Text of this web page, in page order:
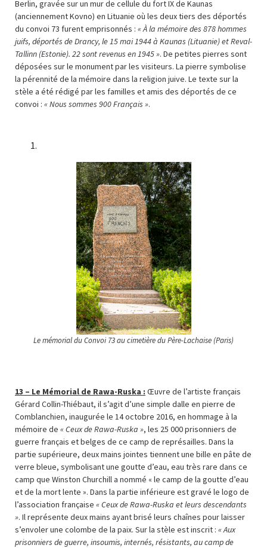
Berlin, gravée sur un mur de cellule du fort IX de Kaunas
(anciennement Kovno) en Lituanie où les deux tiers des déportés
du convoi 73 furent emprisonnés : « À la mémoire des 878 hommes
juifs, déportés de Drancy, le 15 mai 1944 à Kaunas (Lituanie) et Reval-
Tallinn (Estonie). 22 sont revenus en 1945 ». De petites pierres sont
déposées sur le monument par les visiteurs. La pierre symbolise
la pérennité de la mémoire dans la religion juive. Le texte sur la
stèle a été rédigé par les familles et amis des déportés de ce
convoi : « Nous sommes 900 Français ».
Le mémorial du Convoi 73 au cimetière du Père-Lachaise (Paris)
13 – Le Mémorial de Rawa-Ruska : Œuvre de l’artiste français
Gérard Collin-Thiébaut, il s’agit d’une simple dalle en pierre de
Comblanchien, inaugurée le 14 octobre 2016, en hommage à la
mémoire de « Ceux de Rawa-Ruska », les 25 000 prisonniers de
guerre français et belges de ce camp de représailles. Dans la
partie supérieure, deux mains jointes tiennent une bille en pâte de
verre bleue, symbolisant une goutte d’eau, eau très rare dans ce
camp que Winston Churchill a nommé « le camp de la goutte d’eau
et de la mort lente ». Dans la partie inférieure est gravé le logo de
l’association française « Ceux de Rawa-Ruska et leurs descendants
». Il représente deux mains ayant brisé leurs chaînes pour laisser
s’envoler une colombe de la paix. Sur la stèle est inscrit : « Aux
prisonniers de guerre, insoumis, internés, résistants, au camp de